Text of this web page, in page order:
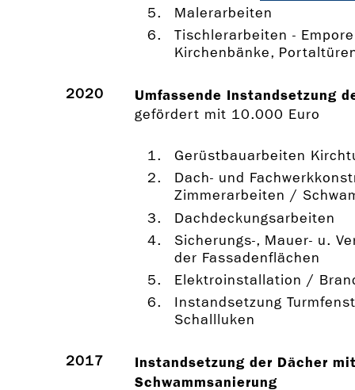
Malerarbeiten
Tischlerarbeiten -
Kirchenbänke,
2020 Umfassende Instandsetzung
gefördert mit 10.000 Euro
Gerüstbauarbeiten
Dach- und
Zimmerarbeiten /
Dachdeckungsarbeiten
Sicherungs-, Mauer- u.
der Fassadenflächen
Elektroinstallation /
Instandsetzung
Schallluken
2017
Instandsetzung der Dächer
Schwammsanierung